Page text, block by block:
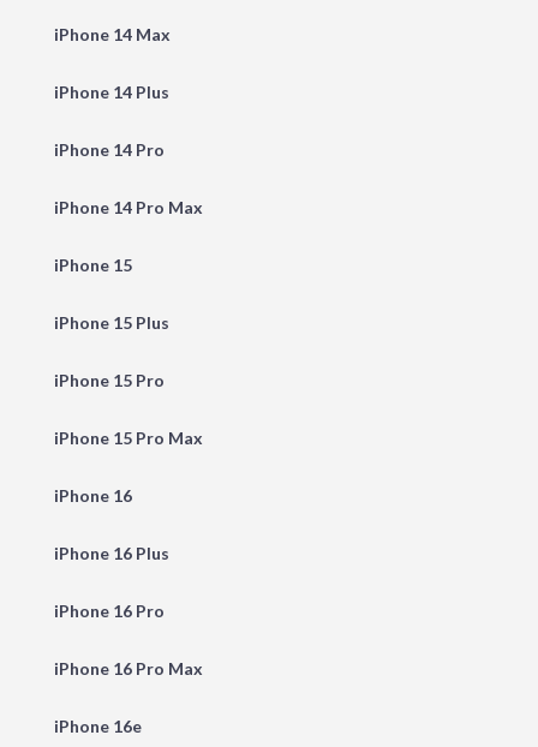
iPhone 14 Max
iPhone 14 Plus
iPhone 14 Pro
iPhone 14 Pro Max
iPhone 15
iPhone 15 Plus
iPhone 15 Pro
iPhone 15 Pro Max
iPhone 16
iPhone 16 Plus
iPhone 16 Pro
iPhone 16 Pro Max
iPhone 16e